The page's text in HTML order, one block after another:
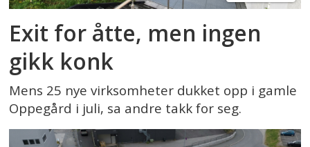
Exit for åtte, men ingen
gikk konk
Mens 25 nye virksomheter dukket opp i gamle
Oppegård i juli, sa andre takk for seg.